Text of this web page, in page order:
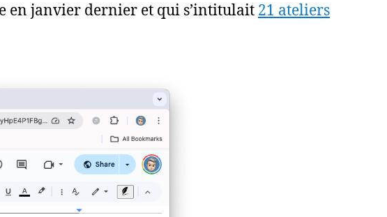
en janvier dernier et qui s’intitulait 21 ateliers